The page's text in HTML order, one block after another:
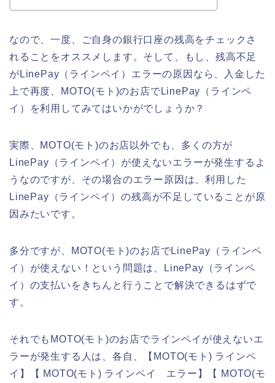
なので、一度、ご自身の銀行口座の残高をチェックさ
れることをオススメします。そして、もし、残高不足
がLinePay（ラインペイ）エラーの原因なら、入金した
上で再度、MOTO(モト)のお店でLinePay（ラインペ
イ）を利用してみてはいかがでしょうか？
実際、MOTO(モト)のお店以外でも、多くの方が
LinePay（ラインペイ）が使えないエラーが発生するよ
うなのですが、その場合のエラー原因は、利用した
LinePay（ラインペイ）の残高が不足していることが原
因みたいです。
多分ですが、MOTO(モト)のお店でLinePay（ラインペ
イ）が使えない！という問題は、LinePay（ラインペ
イ）の支払いをきちんと行うことで解決できるはずで
す。
それでもMOTO(モト)のお店でラインペイが使えないエ
ラーが発生する人は、各自、【MOTO(モト) ラインペ
イ】【 MOTO(モト) ラインペイ エラー】【 MOTO(モ